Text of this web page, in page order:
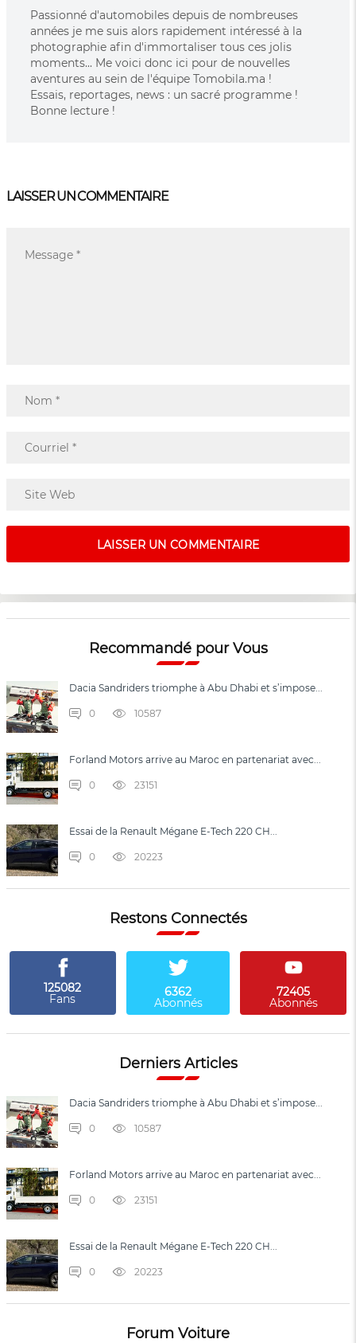
Passionné d'automobiles depuis de nombreuses
années je me suis alors rapidement intéressé à la
photographie afin d'immortaliser tous ces jolis
moments... Me voici donc ici pour de nouvelles
aventures au sein de l'équipe Tomobila.ma !
Essais, reportages, news : un sacré programme !
Bonne lecture !
LAISSER UN COMMENTAIRE
Recommandé pour Vous
Dacia Sandriders triomphe à Abu Dhabi et s’impose...
0 10587
Forland Motors arrive au Maroc en partenariat avec...
0 23151
Essai de la Renault Mégane E-Tech 220 CH...
0 20223
Restons Connectés
125082
Fans 6362
Abonnés
72405
Abonnés
Derniers Articles
Dacia Sandriders triomphe à Abu Dhabi et s’impose...
0 10587
Forland Motors arrive au Maroc en partenariat avec...
0 23151
Essai de la Renault Mégane E-Tech 220 CH...
0 20223
Forum Voiture